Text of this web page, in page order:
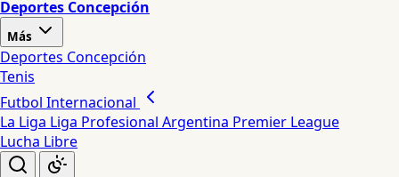
Deportes Concepción
Más
Deportes Concepción
Tenis
Futbol Internacional
La Liga Liga Profesional Argentina Premier League
Lucha Libre